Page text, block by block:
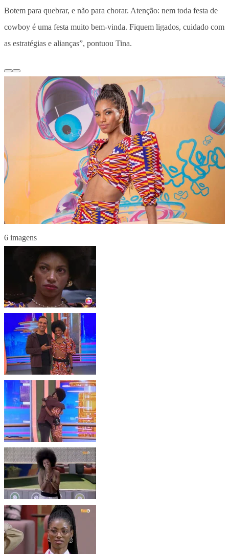
Botem para quebrar, e não para chorar. Atenção: nem toda festa de
cowboy é uma festa muito bem-vinda. Fiquem ligados, cuidado com
as estratégias e alianças”, pontuou Tina.
6 imagens